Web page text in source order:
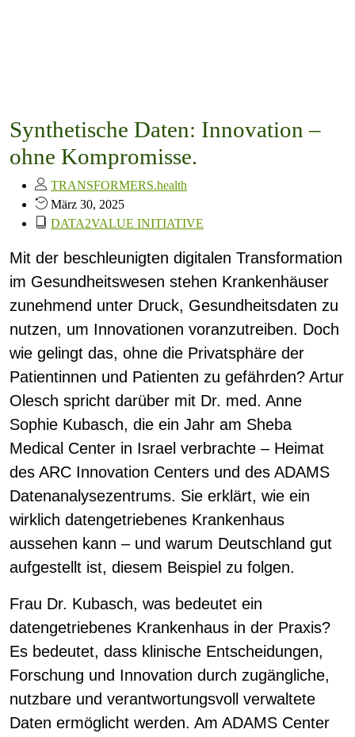
Synthetische Daten: Innovation –
ohne Kompromisse.
TRANSFORMERS.health
März 30, 2025
DATA2VALUE INITIATIVE
Mit der beschleunigten digitalen Transformation
im Gesundheitswesen stehen Krankenhäuser
zunehmend unter Druck, Gesundheitsdaten zu
nutzen, um Innovationen voranzutreiben. Doch
wie gelingt das, ohne die Privatsphäre der
Patientinnen und Patienten zu gefährden? Artur
Olesch spricht darüber mit Dr. med. Anne
Sophie Kubasch, die ein Jahr am Sheba
Medical Center in Israel verbrachte – Heimat
des ARC Innovation Centers und des ADAMS
Datenanalysezentrums. Sie erklärt, wie ein
wirklich datengetriebenes Krankenhaus
aussehen kann – und warum Deutschland gut
aufgestellt ist, diesem Beispiel zu folgen.
Frau Dr. Kubasch, was bedeutet ein
datengetriebenes Krankenhaus in der Praxis?
Es bedeutet, dass klinische Entscheidungen,
Forschung und Innovation durch zugängliche,
nutzbare und verantwortungsvoll verwaltete
Daten ermöglicht werden. Am ADAMS Center